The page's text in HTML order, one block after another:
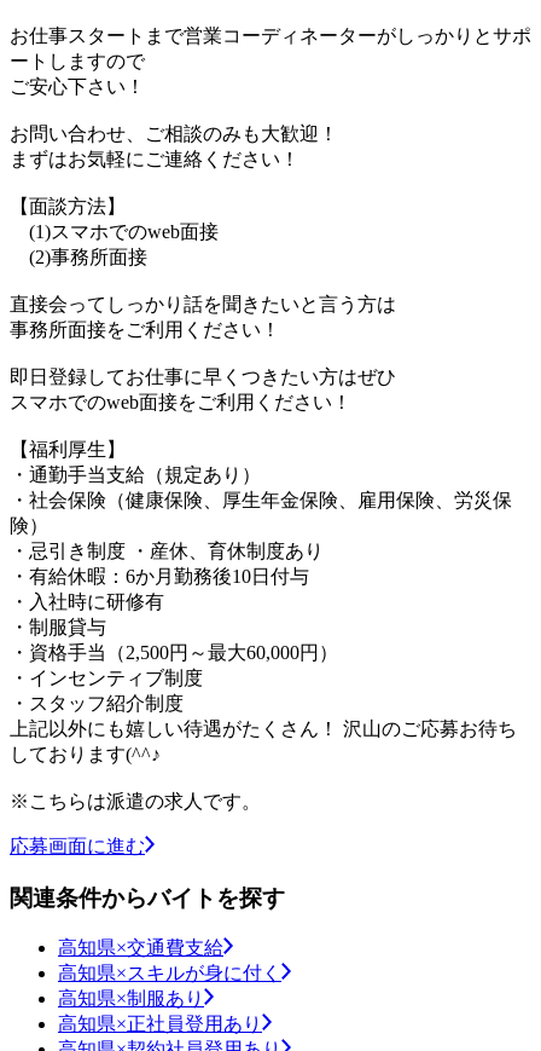
お仕事スタートまで営業コーディネーターがしっかりとサポ
ートしますので
ご安心下さい！
お問い合わせ、ご相談のみも大歓迎！
まずはお気軽にご連絡ください！
【面談方法】
(1)スマホでのweb面接
(2)事務所面接
直接会ってしっかり話を聞きたいと言う方は
事務所面接をご利用ください！
即日登録してお仕事に早くつきたい方はぜひ
スマホでのweb面接をご利用ください！
【福利厚生】
・通勤手当支給（規定あり）
・社会保険（健康保険、厚生年金保険、雇用保険、労災保
険）
・忌引き制度 ・産休、育休制度あり
・有給休暇：6か月勤務後10日付与
・入社時に研修有
・制服貸与
・資格手当（2,500円～最大60,000円）
・インセンティブ制度
・スタッフ紹介制度
上記以外にも嬉しい待遇がたくさん！ 沢山のご応募お待ち
しております(^^♪
※こちらは派遣の求人です。
応募画面に進む
関連条件からバイトを探す
高知県×交通費支給
高知県×スキルが身に付く
高知県×制服あり
高知県×正社員登用あり